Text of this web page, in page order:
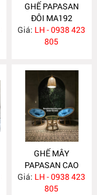
GHẾ PAPASAN
ĐÔI MA192
Giá: LH - 0938 423
805
GHẾ MÂY
PAPASAN CAO
CẤP MA180
Giá: LH - 0938 423
805